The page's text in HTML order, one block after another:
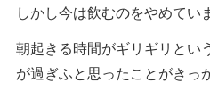
しかし今は飲むのをやめてい
朝起きる時間がギリギリとい
が過ぎふと思ったことがきっ